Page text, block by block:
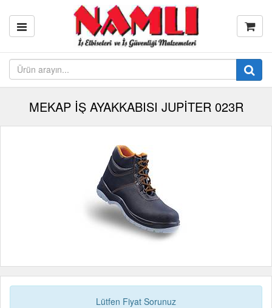
MEKAP İŞ AYAKKABISI JUPİTER 023R
Lütfen Fiyat Sorunuz